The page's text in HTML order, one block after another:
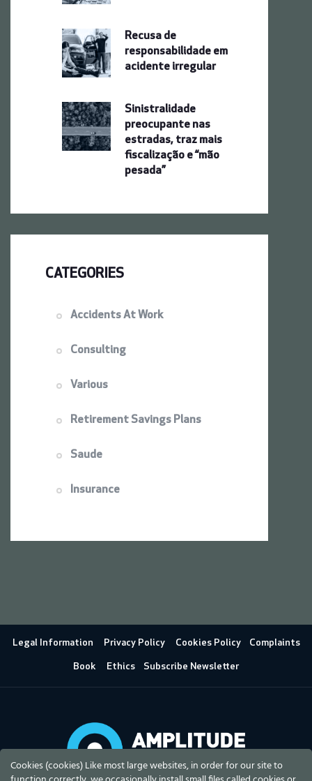
Recusa de
responsabilidade em
acidente irregular
Sinistralidade
preocupante nas
estradas, traz mais
fiscalização e “mão
pesada”
CATEGORIES
Accidents At Work
Consulting
Various
Retirement Savings Plans
Saude
Insurance
Legal Information Privacy Policy Cookies Policy Complaints
Book Ethics Subscribe Newsletter
Cookies (cookies) Like most large websites, in order for our site to